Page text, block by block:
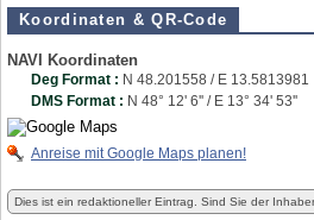
Koordinaten & QR-Code
NAVI Koordinaten
Deg Format : N 48.201558 / E 13.5813981
DMS Format : N 48° 12' 6'' / E 13° 34' 53''
Anreise mit Google Maps planen!
Dies ist ein redaktioneller Eintrag. Sind Sie der